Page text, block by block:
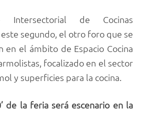
de Cocinas
segundo, el otro foro que se
en el ámbito de Espacio Cocina
focalizado en el sector
y superficies para la cocina.
de la feria será escenario en la